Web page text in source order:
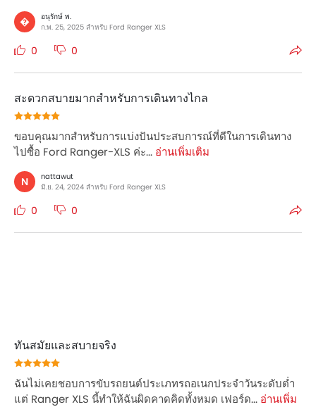
�
อนุรักษ์ พ.
ก.พ. 25, 2025 สำหรับ Ford Ranger XLS
0 0
สะดวกสบายมากสำหรับการเดินทางไกล
ขอบคุณมากสำหรับการแบ่งปันประสบการณ์ที่ดีในการเดินทาง
ไปซื้อ Ford Ranger-XLS ค่ะ... อ่านเพิ่มเติม
N
nattawut
มิ.ย. 24, 2024 สำหรับ Ford Ranger XLS
0 0
ทันสมัยและสบายจริง
ฉันไม่เคยชอบการขับรถยนต์ประเภทรถอเนกประจำวันระดับต่ำ
แต่ Ranger XLS นี้ทำให้ฉันผิดคาดคิดทั้งหมด เฟอร์ด... อ่านเพิ่ม